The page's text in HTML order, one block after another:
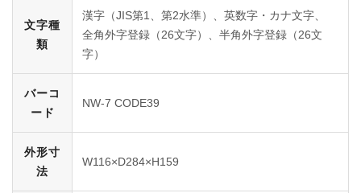
文字種
類
漢字（JIS第1、第2水準）、英数字・カナ文字、
全角外字登録（26文字）、半角外字登録（26文
字）
バーコ
ード
NW-7 CODE39
外形寸
法
W116×D284×H159